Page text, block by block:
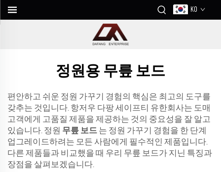
KO
정원용 무릎 보드
편안하고 쉬운 정원 가꾸기 경험의 핵심은 최고의 도구를
갖추는 것입니다. 항저우 다팡 세이프티 유한회사는 도매
고객에게 고품질 제품을 제공하는 것의 중요성을 잘 알고
있습니다. 정원 무릎 보드 는 정원 가꾸기 경험을 한 단계
업그레이드하려는 모든 사람에게 필수적인 제품입니다.
다른 제품들과 비교했을 때 우리 무릎 보드가 지닌 특징과
장점을 살펴보겠습니다.